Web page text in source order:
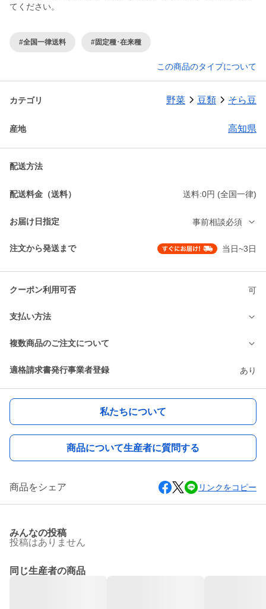
てください。
#全国一律送料 #固定種･在来種
この商品のタイプについて
カテゴリ 野菜 豆類 そら豆
産地 高知県
配送方法
配送料金（送料） 送料:0円 (全国一律)
お届け日指定 事前相談必須
注文から発送まで 当日~3日
クーポン利用可否 可
支払い方法
複数商品のご注文について
適格請求書発行事業者登録 あり
私たちについて
商品について生産者に質問する
商品をシェア リンクをコピー
みんなの投稿
投稿はありません
同じ生産者の商品